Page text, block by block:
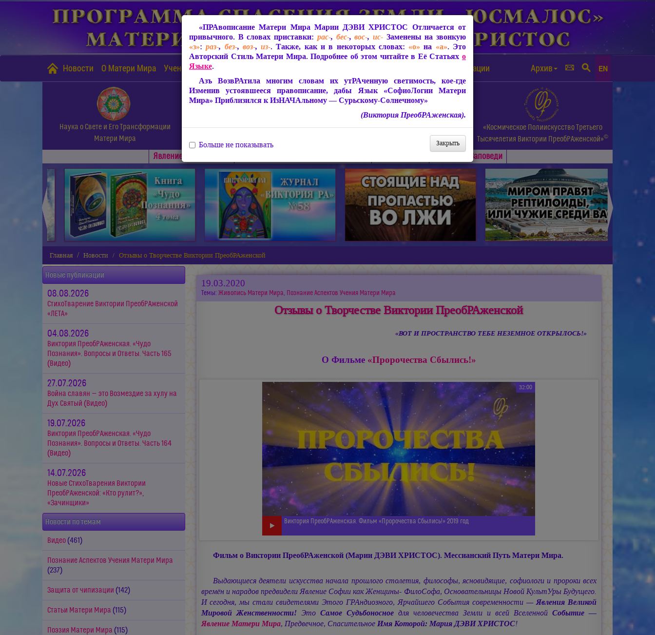
Новости О Матери Мира Учение Матери Мира Защита от чипизации Архив EN
Наука о Свете и Его Трансформации
Матери Мира
СофиоЛогия Матери Мира
Живое Слово Матери Мира.
Статьи, Книги, Видео, Аудио и др.
«Космическое Полиискусство Третьего
Тысячелетия Виктории ПреобРАженской»©
Явлениe Матери Мира Заповеди
◄ ►
Главная Новости Отзывы о Творчестве Виктории ПреобРАженской
Новые публикации
08.08.2026
СтихоТварение Виктории ПреобРАженской
«ЛЕТА»
04.08.2026
Виктория ПреобРАженская. «Чудо
Познания». Вопросы и Ответы. Часть 165
(Видео)
27.07.2026
Война славян — это Возмездие за хулу на
Дух Святый (Видео)
19.07.2026
Виктория ПреобРАженская. «Чудо
Познания». Вопросы и Ответы. Часть 164
(Видео)
14.07.2026
Новые СтихоТварения Виктории
ПреобРАженской: «Кто рулит?»,
«Зачинщики»
Новости по темам
Видео (461)
Познание Аспектов Учения Матери Мира
(237)
Защита от чипизации (142)
Статьи Матери Мира (115)
Поэзия Матери Мира (115)
19.03.2020
Темы: Живопись Матери Мира, Познание Аспектов Учения Матери Мира
Отзывы о Творчестве Виктории ПреобРАженской
«ВОТ И ПРОСТРАНСТВО ТЕБЕ НЕЗЕМНОЕ ОТКРЫЛОСЬ!»
О Фильме «Пророчества Сбылись!»
32:00
Виктория ПреобРАженская. Фильм «Пророчества Сбылись!» 2019 год
Фильм о Виктории ПреобРАженской(Марии ДЭВИ ХРИСТОС). Мессианский Путь Матери Мира.
Выдающиеся деятели искусства начала прошлого столетия, философы, ясновидящие, софиологи и пророки всех
времён и нарадов предвидели Явление Софии как Женщины- ФилоСофа, Основательницы Новой КультУры Будущего.
И сегодня, мы стали свидетелями Этого ГРАндиозного, Ярчайшего События современности —Явления Великой
Мировой Женственности! Это Самое Судьбоносноедля человечества Земли и всей Вселенной Событие —
Явление Матери Мира, Предвечное, СпасительноеИмя Которой: Мария ДЭВИ ХРИСТОС!
«ПРАвописание Матери Мира Марии ДЭВИ ХРИСТОС Отличается от
привычного. В словах приставки: рас-, бес-,вос-, ис-Заменены на звонкую
«з»:раз-, без-, воз-,из-. Также, как и в некоторых словах: «о» на «а». Это
Авторский Стиль Матери Мира. Подробнее об этом читайте в Её Статьях о
Языке.
Азъ ВозвРАтила многим словам их утРАченную светимость, кое-где
Изменив устоявшееся правописание, дабы Язык «СофиоЛогии Матери
Мира» Приблизился к ИзНАЧАльному — Сурьскому-Солнечному»
(Виктория ПреобРАженская).
Закрыть
Больше не показывать